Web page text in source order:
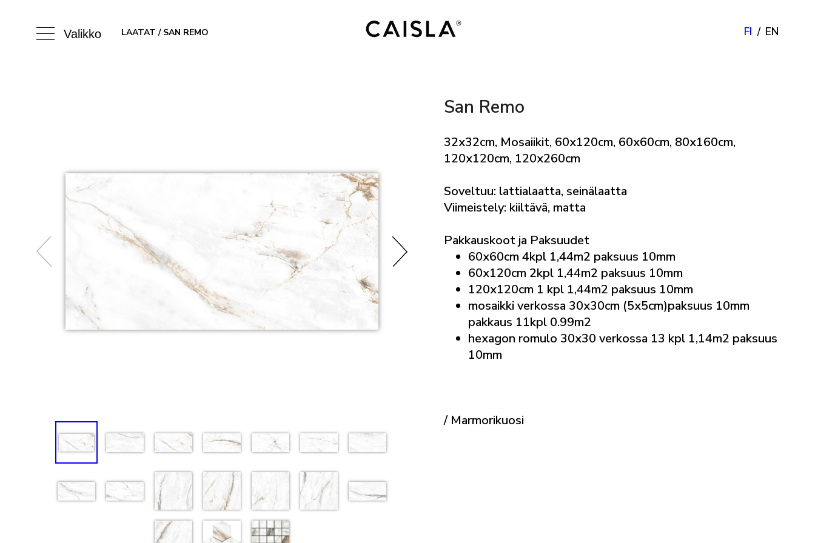
Valikko LAATAT / SAN REMO FI EN
San Remo
32x32cm, Mosaiikit, 60x120cm, 60x60cm, 80x160cm,
120x120cm, 120x260cm
Soveltuu: lattialaatta, seinälaatta
Viimeistely: kiiltävä, matta
Pakkauskoot ja Paksuudet
60x60cm 4kpl 1,44m2 paksuus 10mm
60x120cm 2kpl 1,44m2 paksuus 10mm
120x120cm 1 kpl 1,44m2 paksuus 10mm
mosaikki verkossa 30x30cm (5x5cm)paksuus 10mm
pakkaus 11kpl 0.99m2
hexagon romulo 30x30 verkossa 13 kpl 1,14m2 paksuus
10mm
/ Marmorikuosi